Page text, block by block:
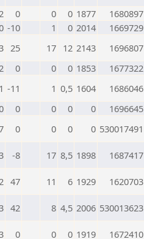
0 0 0 1877 1680897
-10 1 0 2014 1669729
25 17 12 2143 1696807
0 0 0 1853 1677322
-11 1 0,5 1604 1686046
0 0 0 0 1696645
0 0 0 0 530017491
-8 17 8,5 1898 1687417
47 11 6 1929 1620703
42 8 4,5 2006 530013623
0 0 0 1919 1672410